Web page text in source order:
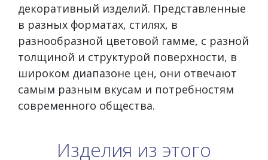
декоративный изделий. Представленные
в разных форматах, стилях, в
разнообразной цветовой гамме, с разной
толщиной и структурой поверхности, в
широком диапазоне цен, они отвечают
самым разным вкусам и потребностям
современного общества.
Изделия из этого